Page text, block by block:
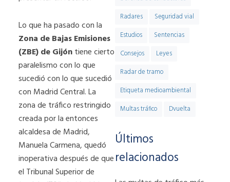
Lo que ha pasado con la
Zona de Bajas Emisiones
(ZBE) de Gijóntiene cierto
paralelismo con lo que
sucedió con lo que sucedió
con Madrid Central. La
zona de tráfico restringido
creada por la entonces
alcaldesa de Madrid,
Manuela Carmena, quedó
inoperativa después de que
el Tribunal Superior de
Radares
Seguridad vial
Estudios
Sentencias
Consejos
Leyes
Radar de tramo
Etiqueta medioambiental
Multas tráfico
Dvuelta
Últimos
relacionados